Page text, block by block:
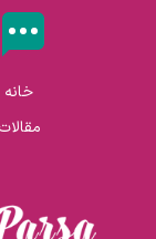
خانه
مقالات